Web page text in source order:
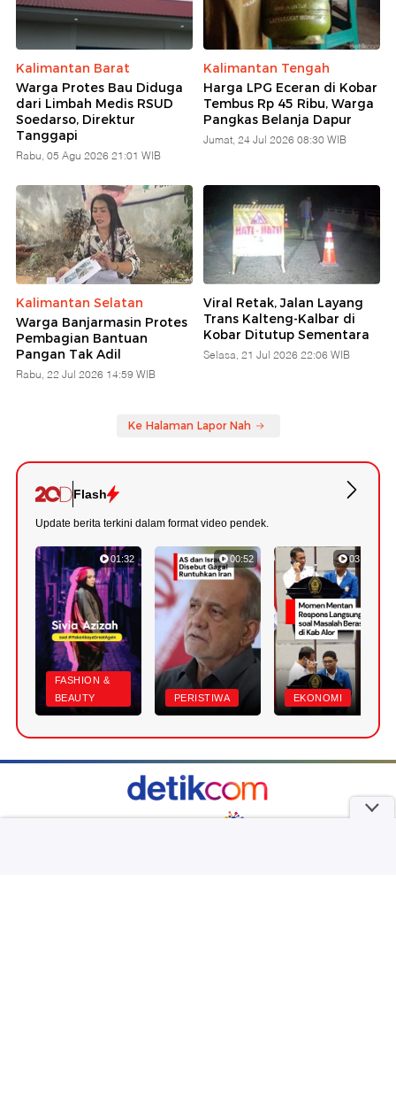
Kalimantan Barat
Warga Protes Bau Diduga
dari Limbah Medis RSUD
Soedarso, Direktur
Tanggapi
Rabu, 05 Agu 2026 21:01 WIB
Kalimantan Tengah
Harga LPG Eceran di Kobar
Tembus Rp 45 Ribu, Warga
Pangkas Belanja Dapur
Jumat, 24 Jul 2026 08:30 WIB
Kalimantan Selatan
Warga Banjarmasin Protes
Pembagian Bantuan
Pangan Tak Adil
Rabu, 22 Jul 2026 14:59 WIB
Viral Retak, Jalan Layang
Trans Kalteng-Kalbar di
Kobar Ditutup Sementara
Selasa, 21 Jul 2026 22:06 WIB
Ke Halaman Lapor Nah
Flash
Update berita terkini dalam format video pendek.
01:32
FASHION &
BEAUTY
00:52
PERISTIWA
03:22
EKONOMI